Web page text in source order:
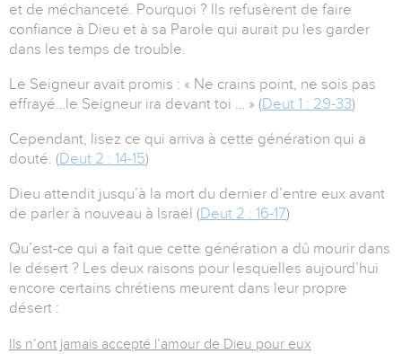
et de méchanceté. Pourquoi ? Ils refusèrent de faire
confiance à Dieu et à sa Parole qui aurait pu les garder
dans les temps de trouble.
Le Seigneur avait promis : « Ne crains point, ne sois pas
effrayé…le Seigneur ira devant toi … » (Deut 1 : 29-33)
Cependant, lisez ce qui arriva à cette génération qui a
douté. (Deut 2 : 14-15)
Dieu attendit jusqu’à la mort du dernier d’entre eux avant
de parler à nouveau à Israël (Deut 2 : 16-17)
Qu’est-ce qui a fait que cette génération a dû mourir dans
le désert ? Les deux raisons pour lesquelles aujourd’hui
encore certains chrétiens meurent dans leur propre
désert :
Ils n’ont jamais accepté l’amour de Dieu pour eux